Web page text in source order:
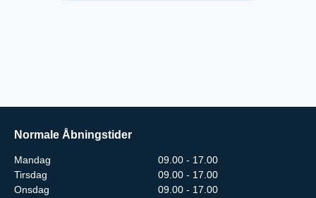
Normale Åbningstider
Mandag
09.00 - 17.00
Tirsdag
09.00 - 17.00
Onsdag
09.00 - 17.00